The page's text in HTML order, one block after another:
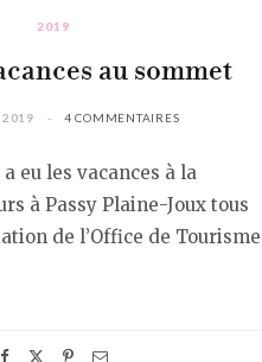
2019
au sommet
2019 4 COMMENTAIRES
eu les vacances à la
à Passy Plaine-Joux tous
de l’Office de